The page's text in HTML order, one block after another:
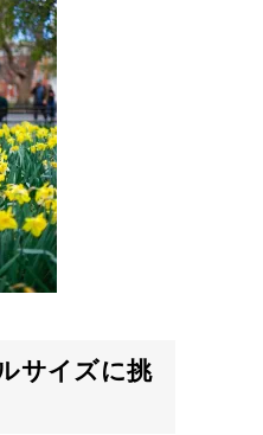
サイズに挑